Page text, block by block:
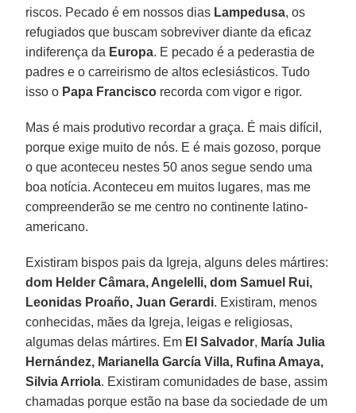
riscos. Pecado é em nossos dias Lampedusa, os
refugiados que buscam sobreviver diante da eficaz
indiferença da Europa. E pecado é a pederastia de
padres e o carreirismo de altos eclesiásticos. Tudo
isso o Papa Francisco recorda com vigor e rigor.
Mas é mais produtivo recordar a graça. É mais difícil,
porque exige muito de nós. E é mais gozoso, porque
o que aconteceu nestes 50 anos segue sendo uma
boa notícia. Aconteceu em muitos lugares, mas me
compreenderão se me centro no continente latino-
americano.
Existiram bispos pais da Igreja, alguns deles mártires:
dom Helder Câmara, Angelelli, dom Samuel Rui,
Leonidas Proaño, Juan Gerardi. Existiram, menos
conhecidas, mães da Igreja, leigas e religiosas,
algumas delas mártires. Em El Salvador, María Julia
Hernández, Marianella García Villa, Rufina Amaya,
Silvia Arriola. Existiram comunidades de base, assim
chamadas porque estão na base da sociedade de um